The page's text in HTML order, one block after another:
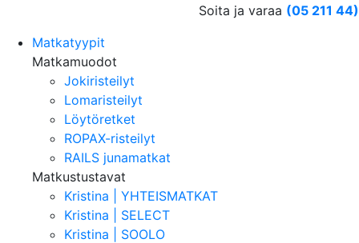
Soita ja varaa (05 211 44)
Matkatyypit
Matkamuodot
Jokiristeilyt
Lomaristeilyt
Löytöretket
ROPAX-risteilyt
RAILS junamatkat
Matkustustavat
Kristina | YHTEISMATKAT
Kristina | SELECT
Kristina | SOOLO